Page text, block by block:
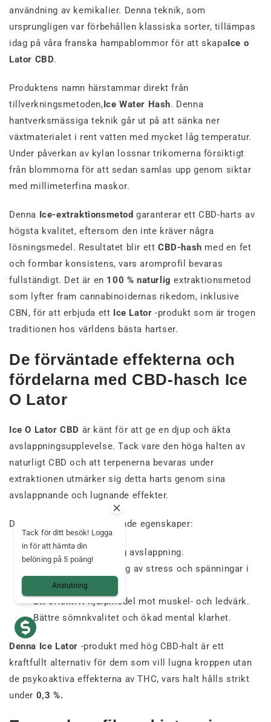
användning av kemikalier. Denna teknik, som
ursprungligen var förbehållen klassiska sorter, tillämpas
idag på våra franska hampablommor för att skapaIce o
Lator CBD.
Produktens namn härstammar direkt från
tillverkningsmetoden,Ice Water Hash. Denna
hantverksmässiga teknik går ut på att sänka ner
växtmaterialet i rent vatten med mycket låg temperatur.
Under påverkan av kylan lossnar trikomerna försiktigt
från blommorna för att sedan samlas upp genom siktar
med millimeterfina maskor.
Denna Ice-extraktionsmetod garanterar ett CBD-harts av
högsta kvalitet, eftersom den inte kräver några
lösningsmedel. Resultatet blir ettCBD-hash med en fet
och formbar konsistens, vars aromprofil bevaras
fullständigt. Det är en 100 % naturlig extraktionsmetod
som lyfter fram cannabinoidernas rikedom, inklusive
CBN, för att erbjuda ett Ice Lator -produkt som är trogen
traditionen hos världens bästa hartser.
De förväntade effekterna och
fördelarna med CBD-hasch Ice
O Lator
Ice O Lator CBD är känt för att ge en djup och äkta
avslappningsupplevelse. Tack vare den höga halten av
naturligt CBD och att terpenerna bevaras under
extraktionen utmärker sig detta harts genom sina
avslappnande och lugnande effekter.
Detta Ice-hartset har följande egenskaper:
En djup och långvarig avslappning.
En märkbar minskning av stress och spänningar i
vardagen.
Ett effektivt hjälpmedel mot muskel- och ledvärk.
Bättre sömnkvalitet och ökad mental klarhet.
Denna Ice Lator -produkt med hög CBD-halt är ett
kraftfullt alternativ för dem som vill lugna kroppen utan
de psykoaktiva effekterna av THC, vars halt hålls strikt
under 0,3 %.
Tack för ditt besök! Logga
in för att hämta din
belöning på 5 poäng!
Anslutning